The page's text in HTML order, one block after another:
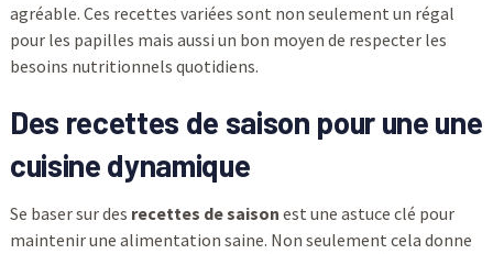
agréable. Ces recettes variées sont non seulement un régal
pour les papilles mais aussi un bon moyen de respecter les
besoins nutritionnels quotidiens.
Des recettes de saison pour une une
cuisine dynamique
Se baser sur des recettes de saison est une astuce clé pour
maintenir une alimentation saine. Non seulement cela donne